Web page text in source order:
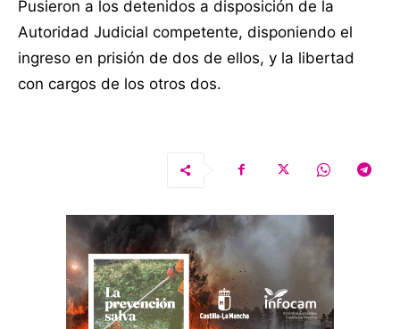
Pusieron a los detenidos a disposición de la
Autoridad Judicial competente, disponiendo el
ingreso en prisión de dos de ellos, y la libertad
con cargos de los otros dos.